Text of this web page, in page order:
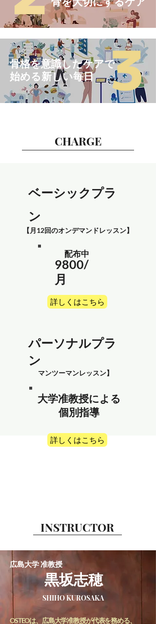
骨格を意識したケアで
始める新しい毎日
CHARGE
ベーシックプラ
ン
​【月12回のオンデマンドレッスン】
​配布中
9800/
月
詳しくはこちら
​パーソナルプラ
ン
マンツーマンレッスン】
​大学准教授による
個別指導
詳しくはこちら
INSTRUCTOR
​広島大学 准教授
​黒坂志穂
SHIHO KUROSAKA
OSTEOは、広島大学准教授が代表を務める、